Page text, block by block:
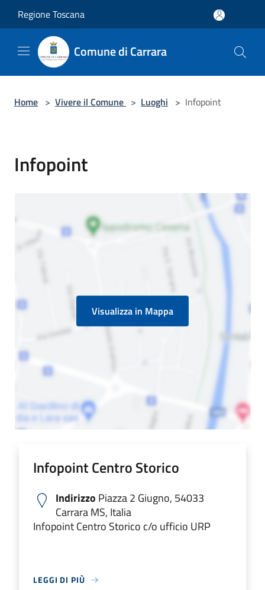
Regione Toscana
Comune di Carrara
Home > Vivere il Comune > Luoghi > Infopoint
Infopoint
Visualizza in Mappa
Infopoint Centro Storico
Indirizzo Piazza 2 Giugno, 54033
Carrara MS, Italia
Infopoint Centro Storico c/o ufficio URP
LEGGI DI PIÙ